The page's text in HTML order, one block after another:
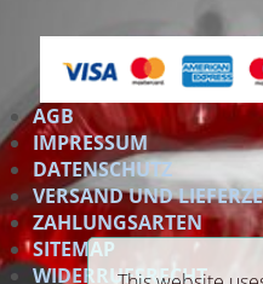
AGB
IMPRESSUM
DATENSCHUTZ
VERSAND UND
ZAHLUNGSARTEN
SITEMAP
WIDERRUFSRECHT